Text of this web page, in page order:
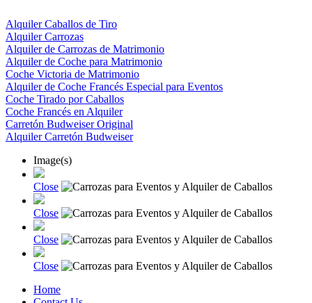
Alquiler Caballos de Tiro
Alquiler Carrozas
Alquiler de Carrozas de Matrimonio
Alquiler de Coche para Matrimonio
Coche Victoria de Matrimonio
Alquiler de Coche Francés Especial para Eventos
Coche Tirado por Caballos
Coche Francés en Alquiler
Carretón Budweiser Original
Alquiler Carretón Budweiser
Image(s)
Close
Close
Close
Close
Home